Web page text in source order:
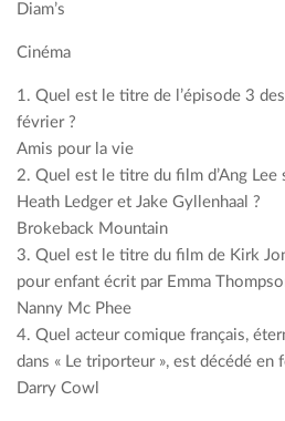
Diam’s
Cinéma
1. Quel est le titre de l’épisode 3
février ?
Amis pour la vie
2. Quel est le titre du film d’Ang
Heath Ledger et Jake Gyllenhaal ?
Brokeback Mountain
3. Quel est le titre du film de Kirk
pour enfant écrit par Emma
Nanny Mc Phee
4. Quel acteur comique français,
dans « Le triporteur », est décédé en
Darry Cowl